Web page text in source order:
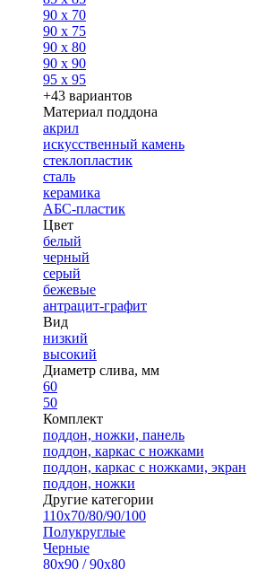
90 x 70
90 x 75
90 x 80
90 x 90
95 x 95
+43 вариантов
Материал поддона
акрил
искусственный камень
стеклопластик
сталь
керамика
АБС-пластик
Цвет
белый
черный
серый
бежевые
антрацит-графит
Вид
низкий
высокий
Диаметр слива, мм
60
50
Комплект
поддон, ножки, панель
поддон, каркас с ножками
поддон, каркас с ножками, экран
поддон, ножки
Другие категории
110х70/80/90/100
Полукруглые
Черные
80х90 / 90х80